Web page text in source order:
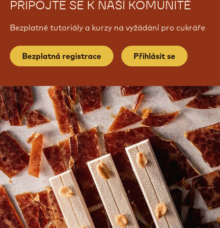
PŘIPOJTE SE K NAŠÍ KOMUNITĚ
Bezplatné tutoriály a kurzy na vyžádání pro cukráře
Bezplatná registrace Přihlásit se